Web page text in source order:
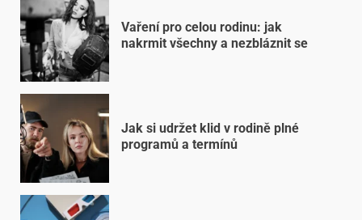
Vaření pro celou rodinu: jak
nakrmit všechny a nezbláznit se
Jak si udržet klid v rodině plné
programů a termínů